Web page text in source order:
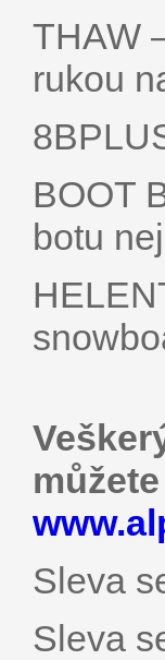
THAW
rukou
BOOT
botu
Sleva
Sleva